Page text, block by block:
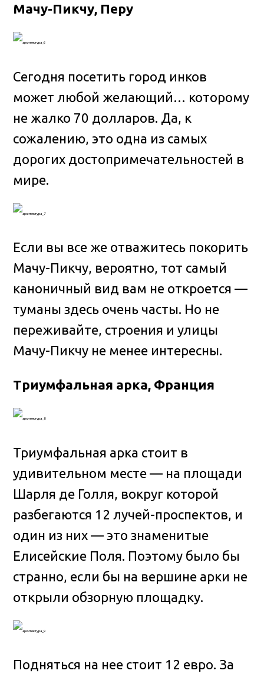
Мачу-Пикчу, Перу
Сегодня посетить город инков
может любой желающий… которому
не жалко 70 долларов. Да, к
сожалению, это одна из самых
дорогих достопримечательностей в
мире.
Если вы все же отважитесь покорить
Мачу-Пикчу, вероятно, тот самый
каноничный вид вам не откроется —
туманы здесь очень часты. Но не
переживайте, строения и улицы
Мачу-Пикчу не менее интересны.
Триумфальная арка, Франция
Триумфальная арка стоит в
удивительном месте — на площади
Шарля де Голля, вокруг которой
разбегаются 12 лучей-проспектов, и
один из них — это знаменитые
Елисейские Поля. Поэтому было бы
странно, если бы на вершине арки не
открыли обзорную площадку.
Подняться на нее стоит 12 евро. За